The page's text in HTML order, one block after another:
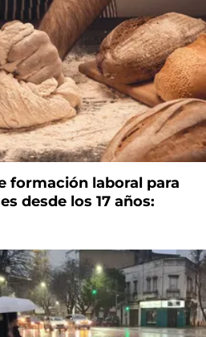
formación laboral para
desde los 17 años: